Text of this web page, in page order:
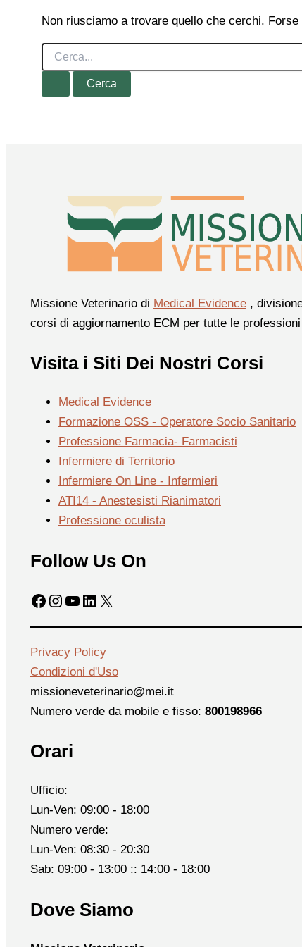
Non riusciamo a trovare quello che cerchi.
Cerca:
Missione Veterinario di Medical Evidence ,
corsi di aggiornamento ECM per tutte le
Visita i Siti Dei Nostri Corsi
Medical Evidence
Formazione OSS - Operatore Socio Sanitario
Professione Farmacia- Farmacisti
Infermiere di Territorio
Infermiere On Line - Infermieri
ATI14 - Anestesisti Rianimatori
Professione oculista
Follow Us On
Facebook
Instagram
YouTube
LinkedIn
X
Privacy Policy
Condizioni d'Uso
missioneveterinario@mei.it
Numero verde da mobile e fisso: 800198966
Orari
Ufficio:
Lun-Ven: 09:00 - 18:00
Numero verde:
Lun-Ven: 08:30 - 20:30
Sab: 09:00 - 13:00 :: 14:00 - 18:00
Dove Siamo